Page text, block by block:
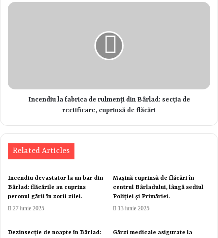
Incendiu la fabrica de rulmenți din Bârlad: secția de
rectificare, cuprinsă de flăcări
Related Articles
Incendiu devastator la un bar din
Bârlad: flăcările au cuprins
peronul gării în zorii zilei.
27 iunie 2025
Mașină cuprinsă de flăcări în
centrul Bârladului, lângă sediul
Poliției și Primăriei.
13 iunie 2025
Dezinsecție de noapte în Bârlad:
Gărzi medicale asigurate la